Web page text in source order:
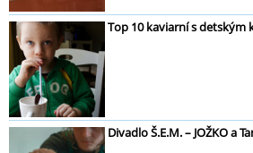
Top 10 kaviarní s detským
Divadlo Š.E.M. – JOŽKO a